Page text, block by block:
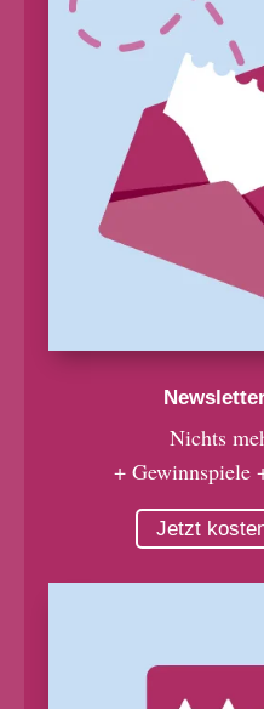
Nichts
+ Gewinnspiele
Jetzt